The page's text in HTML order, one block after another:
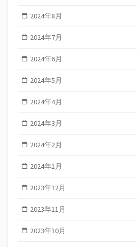
2024年8月
2024年7月
2024年6月
2024年5月
2024年4月
2024年3月
2024年2月
2024年1月
2023年12月
2023年11月
2023年10月